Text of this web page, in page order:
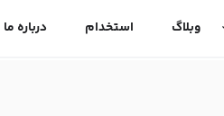
وبلاگ استخدام درباره ما